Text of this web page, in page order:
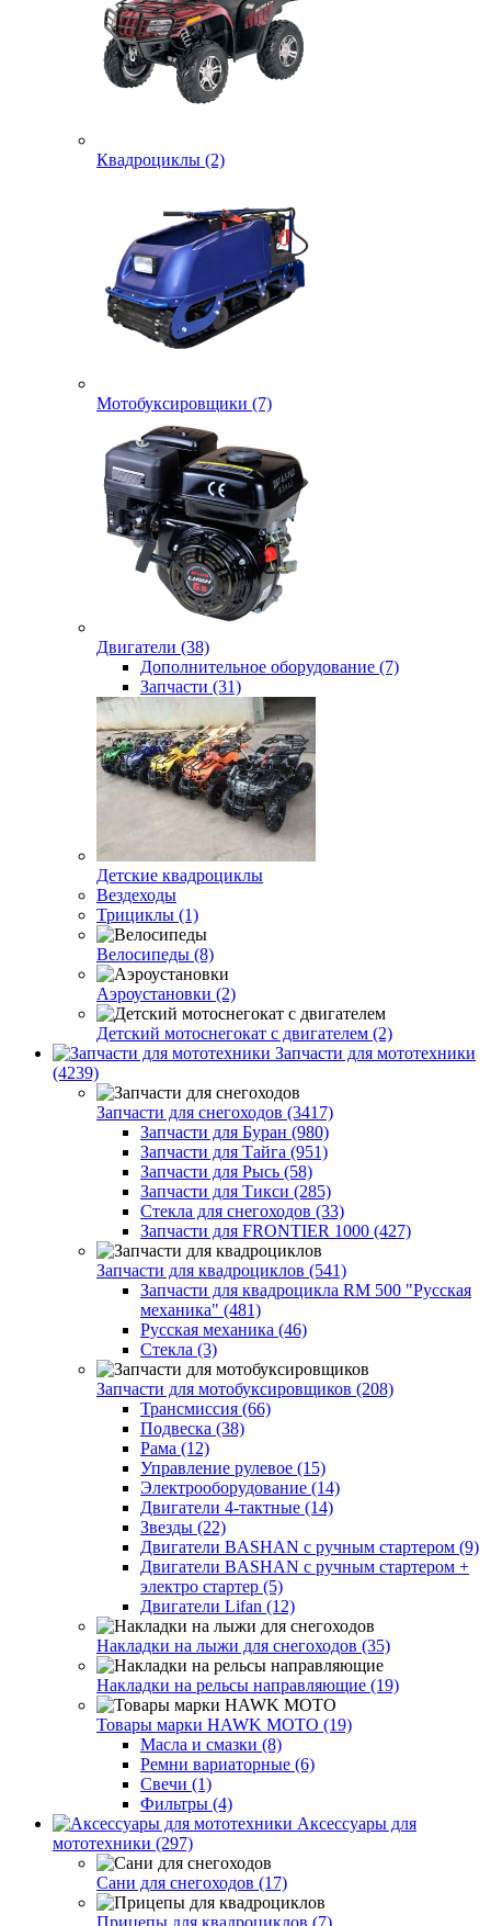
Квадроциклы (2)
Мотобуксировщики (7)
Двигатели (38)
Дополнительное оборудование (7)
Запчасти (31)
Детские квадроциклы
Вездеходы
Трициклы (1)
Велосипеды (8)
Аэроустановки (2)
Детский мотоснегокат с двигателем (2)
Запчасти для мототехники
(4239)
Запчасти для снегоходов (3417)
Запчасти для Буран (980)
Запчасти для Тайга (951)
Запчасти для Рысь (58)
Запчасти для Тикси (285)
Стекла для снегоходов (33)
Запчасти для FRONTIER 1000 (427)
Запчасти для квадроциклов (541)
Запчасти для квадроцикла RM 500 "Русская
механика" (481)
Русская механика (46)
Стекла (3)
Запчасти для мотобуксировщиков (208)
Трансмиссия (66)
Подвеска (38)
Рама (12)
Управление рулевое (15)
Электрооборудование (14)
Двигатели 4-тактные (14)
Звезды (22)
Двигатели BASHAN с ручным стартером (9)
Двигатели BASHAN с ручным стартером +
электро стартер (5)
Двигатели Lifan (12)
Накладки на лыжи для снегоходов (35)
Накладки на рельсы направляющие (19)
Товары марки HAWK MOTO (19)
Масла и смазки (8)
Ремни вариаторные (6)
Свечи (1)
Фильтры (4)
Аксессуары для
мототехники (297)
Сани для снегоходов (17)
Прицепы для квадроциклов (7)